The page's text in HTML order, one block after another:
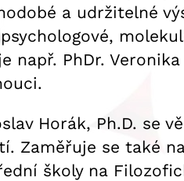
a udržitelné
PhDr.
Horák, Ph.D. se
Zaměřuje se také
školy na